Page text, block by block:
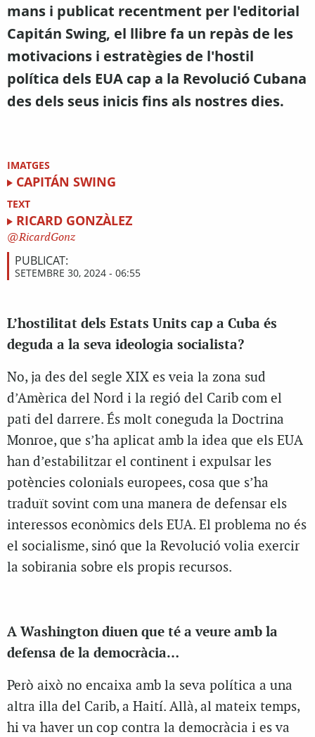
mans i publicat recentment per l'editorial
Capitán Swing, el llibre fa un repàs de les
motivacions i estratègies de l'hostil
política dels EUA cap a la Revolució Cubana
des dels seus inicis fins als nostres dies.
IMATGES
CAPITÁN SWING
TEXT
RICARD GONZÀLEZ
RicardGonz
PUBLICAT:
SETEMBRE 30, 2024 - 06:55
L’hostilitat dels Estats Units cap a Cuba és
deguda a la seva ideologia socialista?
No, ja des del segle XIX es veia la zona sud
d’Amèrica del Nord i la regió del Carib com el
pati del darrere. És molt coneguda la Doctrina
Monroe, que s’ha aplicat amb la idea que els EUA
han d’estabilitzar el continent i expulsar les
potències colonials europees, cosa que s’ha
traduït sovint com una manera de defensar els
interessos econòmics dels EUA. El problema no és
el socialisme, sinó que la Revolució volia exercir
la sobirania sobre els propis recursos.
A Washington diuen que té a veure amb la
defensa de la democràcia…
Però això no encaixa amb la seva política a una
altra illa del Carib, a Haití. Allà, al mateix temps,
hi va haver un cop contra la democràcia i es va